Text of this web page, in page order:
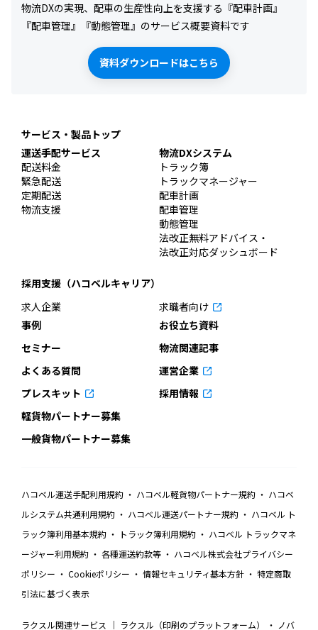
物流DXの実現、配車の生産性向上を支援する『配車計画』
『配車管理』『動態管理』のサービス概要資料です
資料ダウンロードはこちら
サービス・製品トップ
運送手配サービス
配送料金
緊急配送
定期配送
物流支援
物流DXシステム
トラック簿
トラックマネージャー
配車計画
配車管理
動態管理
法改正無料アドバイス・
法改正対応ダッシュボード
採用支援（ハコベルキャリア）
求人企業
求職者向け
事例
お役立ち資料
セミナー
物流関連記事
よくある質問
運営企業
プレスキット
採用情報
軽貨物パートナー募集
一般貨物パートナー募集
ハコベル運送手配利用規約 ハコベル軽貨物パートナー規約
ハコベ
ルシステム共通利用規約
ハコベル運送パートナー規約
ハコベル ト
ラック簿利用基本規約
トラック簿利用規約
ハコベル トラックマネ
ージャー利用規約
各種運送約款等
ハコベル株式会社プライバシー
ポリシー
Cookieポリシー 情報セキュリティ基本方針
特定商取
引法に基づく表示
ラクスル関連サービス ラクスル（印刷のプラットフォーム） ノバ